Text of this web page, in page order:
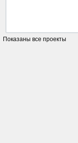
Показаны все проекты